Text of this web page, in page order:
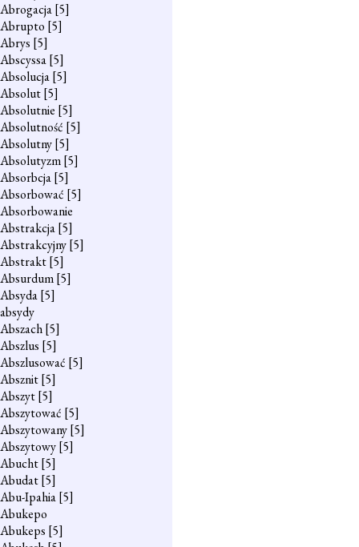
Abrogacja[5]
Abrupto [5]
Abrys [5]
Abscyssa[5]
Absolucja[5]
Absolut[5]
Absolutnie [5]
Absolutność [5]
Absolutny[5]
Absolutyzm[5]
Absorbcja[5]
Absorbować [5]
Absorbowanie
Abstrakcja[5]
Abstrakcyjny[5]
Abstrakt[5]
Absurdum[5]
Absyda[5]
absydy
Abszach[5]
Abszlus [5]
Abszlusować [5]
Absznit[5]
Abszyt[5]
Abszytować [5]
Abszytowany[5]
Abszytowy[5]
Abucht[5]
Abudat[5]
Abu-Ipahia[5]
Abukepo
Abukeps [5]